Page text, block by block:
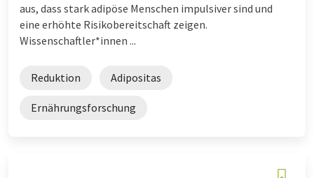
aus, dass stark adipöse Menschen impulsiver sind und
eine erhöhte Risikobereitschaft zeigen.
Wissenschaftler*innen ...
Reduktion Adipositas
Ernährungsforschung